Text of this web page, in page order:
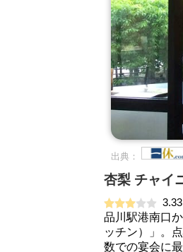
出典：
杏梨 チャイ
3.33
品川駅港南口
ッチン）」。
数での宴会に